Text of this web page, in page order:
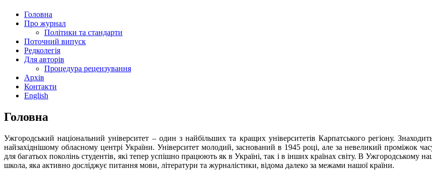
Головна
Про журнал
Політики та стандарти
Поточний випуск
Редколегія
Для авторів
Процедура рецензування
Архів
Контакти
English
Головна
Ужгородський національний університет – один з найбільших та кращих університетів Карпатського регіону.
найзахіднішому обласному центрі України. Університет молодий, заснований в 1945 році, але за невеликий проміжок
для багатьох поколінь студентів, які тепер успішно працюють як в Україні, так і в інших країнах світу. В Ужгородському
школа, яка активно досліджує питання мови, літератури та журналістики, відома далеко за межами нашої країни.